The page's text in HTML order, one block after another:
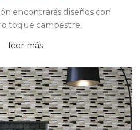
encontrarás diseños con
toque campestre.
leer más